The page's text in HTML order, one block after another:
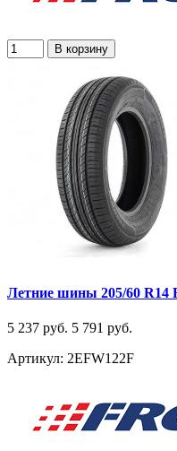
В корзину
Летние шины 205/60 R14
5 237 руб. 5 791 руб.
Артикул: 2EFW122F